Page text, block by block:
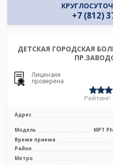
+7 (812)
ДЕТСКАЯ ГОРОДСКАЯ
Лицензия
проверена
Рейтинг:
Адрес
Модель
МРТ
Время приема
Район
Метро